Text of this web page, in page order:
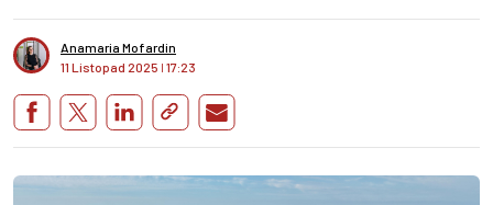
Anamaria Mofardin
11 Listopad 2025 I 17:23